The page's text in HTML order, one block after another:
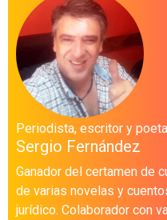
Periodista, escritor y poeta
Sergio Fernández
Ganador del certamen de
de varias novelas y
jurídico. Colaborador con